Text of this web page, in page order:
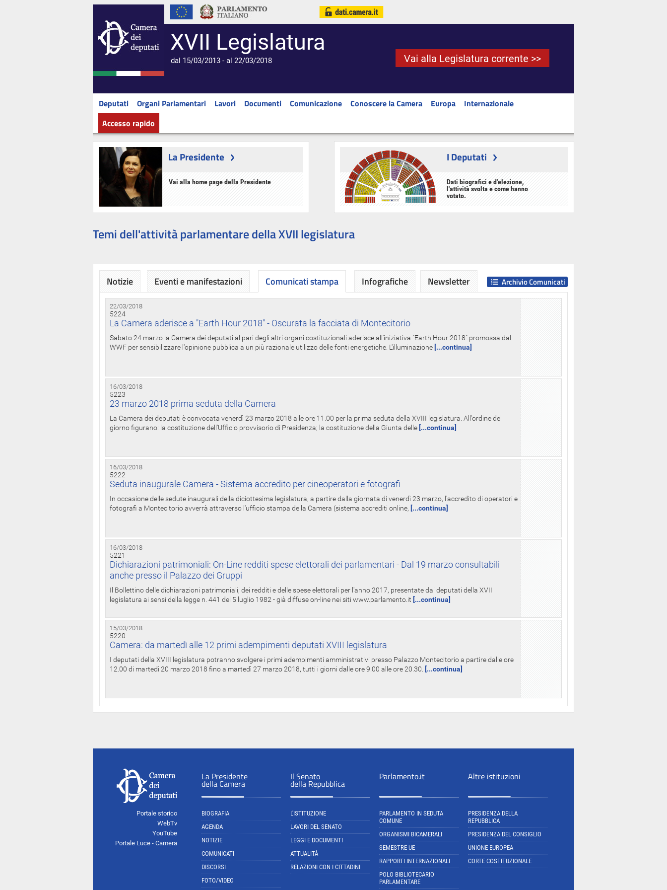
XVII Legislatura
dal 15/03/2013 - al 22/03/2018 Vai alla Legislatura corrente >>
Deputati Organi Parlamentari Lavori Documenti Comunicazione Conoscere la Camera Europa
Internazionale
Accesso rapido
La Presidente
Vai alla home page della Presidente
I Deputati
Dati biografici e d'elezione,
l'attività svolta e come hanno
votato.
Temi dell'attività parlamentare della XVII legislatura
Notizie Eventi e manifestazioni Comunicati stampa
22/03/2018
5224
La Camera aderisce a "Earth Hour 2018" - Oscurata la facciata di Montecitorio
Sabato 24 marzo la Camera dei deputati al pari degli altri organi costituzionali aderisce all'iniziativa "Earth Hour 2018" promossa dal
WWF per sensibilizzare l'opinione pubblica a un più razionale utilizzo delle fonti energetiche. L'illuminazione [...continua]
16/03/2018
5223
23 marzo 2018 prima seduta della Camera
La Camera dei deputati è convocata venerdì 23 marzo 2018 alle ore 11.00 per la prima seduta della XVIII legislatura. All'ordine del
giorno figurano: la costituzione dell'Ufficio provvisorio di Presidenza; la costituzione della Giunta delle [...continua]
16/03/2018
5222
Seduta inaugurale Camera - Sistema accredito per cineoperatori e fotografi
In occasione delle sedute inaugurali della diciottesima legislatura, a partire dalla giornata di venerdì 23 marzo, l'accredito di operatori e
fotografi a Montecitorio avverrà attraverso l'ufficio stampa della Camera (sistema accrediti online, [...continua]
16/03/2018
5221
Dichiarazioni patrimoniali: On-Line redditi spese elettorali dei parlamentari - Dal 19 marzo consultabili
anche presso il Palazzo dei Gruppi
Il Bollettino delle dichiarazioni patrimoniali, dei redditi e delle spese elettorali per l'anno 2017, presentate dai deputati della XVII
legislatura ai sensi della legge n. 441 del 5 luglio 1982 - già diffuse on-line nei siti www.parlamento.it [...continua]
15/03/2018
5220
Camera: da martedì alle 12 primi adempimenti deputati XVIII legislatura
I deputati della XVIII legislatura potranno svolgere i primi adempimenti amministrativi presso Palazzo Montecitorio a partire dalle ore
12.00 di martedì 20 marzo 2018 fino a martedì 27 marzo 2018, tutti i giorni dalle ore 9.00 alle ore 20.30.
[...continua]
Archivio Comunicati
Infografiche Newsletter
Portale storico
WebTv
YouTube
Portale Luce - Camera
La Presidente
della Camera
BIOGRAFIA
AGENDA
NOTIZIE
COMUNICATI
DISCORSI
FOTO/VIDEO
Il Senato
della Repubblica
L'ISTITUZIONE
LAVORI DEL SENATO
LEGGI E DOCUMENTI
ATTUALITÀ
RELAZIONI CON I CITTADINI
Parlamento.it
PARLAMENTO IN SEDUTA
COMUNE
ORGANISMI BICAMERALI
SEMESTRE UE
RAPPORTI INTERNAZIONALI
POLO BIBLIOTECARIO
PARLAMENTARE
Altre istituzioni
PRESIDENZA DELLA
REPUBBLICA
PRESIDENZA DEL CONSIGLIO
UNIONE EUROPEA
CORTE COSTITUZIONALE